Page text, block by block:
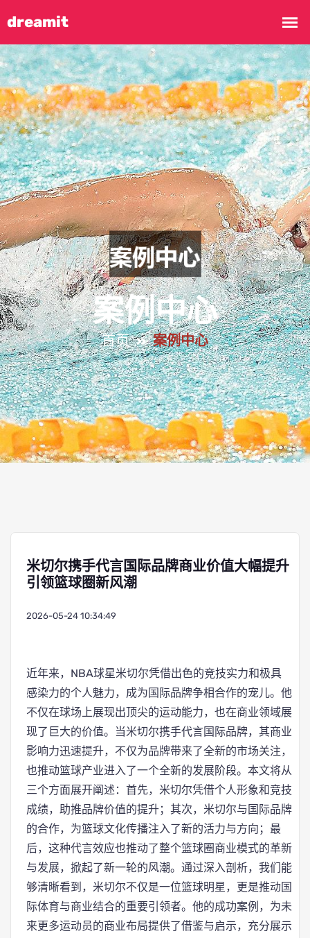
案例中心
首页 案例中心
米切尔携手代言国际品牌商业价值大幅提升
引领篮球圈新风潮
2026-05-24 10:34:49
近年来，NBA球星米切尔凭借出色的竞技实力和极具
感染力的个人魅力，成为国际品牌争相合作的宠儿。他
不仅在球场上展现出顶尖的运动能力，也在商业领域展
现了巨大的价值。当米切尔携手代言国际品牌，其商业
影响力迅速提升，不仅为品牌带来了全新的市场关注，
也推动篮球产业进入了一个全新的发展阶段。本文将从
三个方面展开阐述：首先，米切尔凭借个人形象和竞技
成绩，助推品牌价值的提升；其次，米切尔与国际品牌
的合作，为篮球文化传播注入了新的活力与方向；最
后，这种代言效应也推动了整个篮球圈商业模式的革新
与发展，掀起了新一轮的风潮。通过深入剖析，我们能
够清晰看到，米切尔不仅是一位篮球明星，更是推动国
际体育与商业结合的重要引领者。他的成功案例，为未
来更多运动员的商业布局提供了借鉴与启示，充分展示